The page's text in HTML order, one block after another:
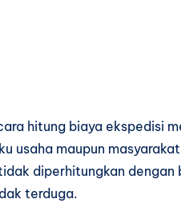
hitung biaya ekspedisi
usaha maupun
diperhitungkan dengan
terduga.